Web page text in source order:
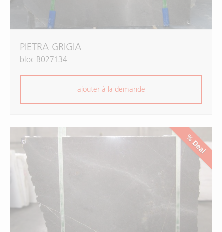
PIETRA GRIGIA
bloc B027134
ajouter à la demande
% Deal